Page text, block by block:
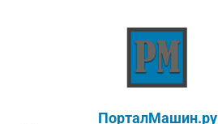
ПорталМашин.ру